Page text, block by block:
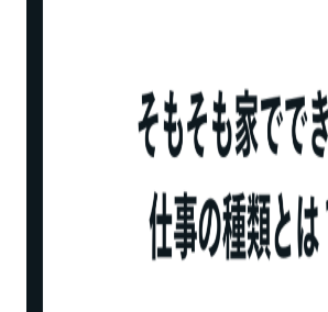
家でできる仕事のデメリット
家でできる仕事（在宅ワーク）の
家でできる仕事で高収入を得るコ
まずは小さな目標を立てて実